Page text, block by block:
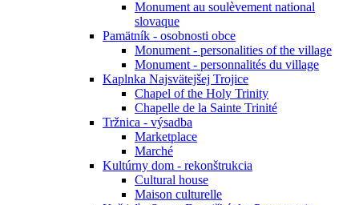
Monument au soulèvement national
slovaque
Pamätník - osobnosti obce
Monument - personalities of the village
Monument - personnalités du village
Kaplnka Najsvätejšej Trojice
Chapel of the Holy Trinity
Chapelle de la Sainte Trinité
Tržnica - výsadba
Marketplace
Marché
Kultúrny dom - rekonštrukcia
Cultural house
Maison culturelle